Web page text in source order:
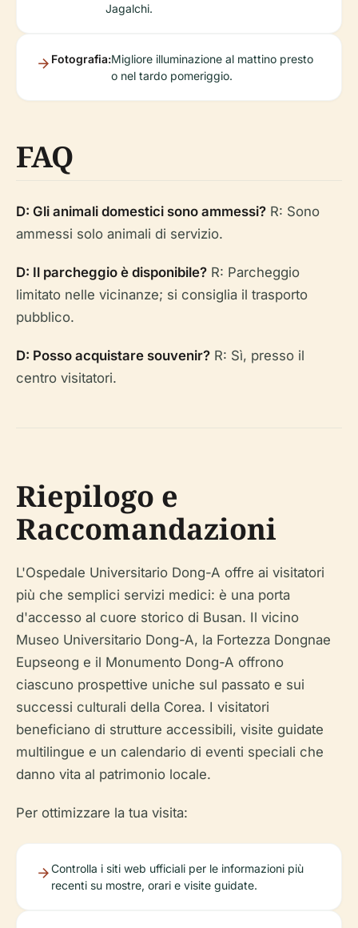
Jagalchi.
Fotografia:Migliore illuminazione al mattino presto
o nel tardo pomeriggio.
FAQ
D: Gli animali domestici sono ammessi? R: Sono
ammessi solo animali di servizio.
D: Il parcheggio è disponibile? R: Parcheggio
limitato nelle vicinanze; si consiglia il trasporto
pubblico.
D: Posso acquistare souvenir? R: Sì, presso il
centro visitatori.
Riepilogo e
Raccomandazioni
L'Ospedale Universitario Dong-A offre ai visitatori
più che semplici servizi medici: è una porta
d'accesso al cuore storico di Busan. Il vicino
Museo Universitario Dong-A, la Fortezza Dongnae
Eupseong e il Monumento Dong-A offrono
ciascuno prospettive uniche sul passato e sui
successi culturali della Corea. I visitatori
beneficiano di strutture accessibili, visite guidate
multilingue e un calendario di eventi speciali che
danno vita al patrimonio locale.
Per ottimizzare la tua visita:
Controlla i siti web ufficiali per le informazioni più
recenti su mostre, orari e visite guidate.